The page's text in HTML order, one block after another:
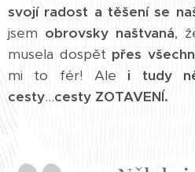
svojí radost a těšení se
jsem obrovsky naštvaná,
musela dospět přes
mi to fér! Ale i tudy
cesty...cesty ZOTAVENÍ.